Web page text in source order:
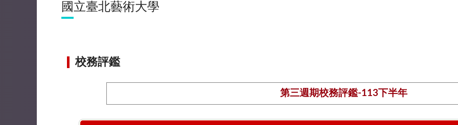
國立臺北藝術大學
校務評鑑
第三週期校務評鑑-113下半年